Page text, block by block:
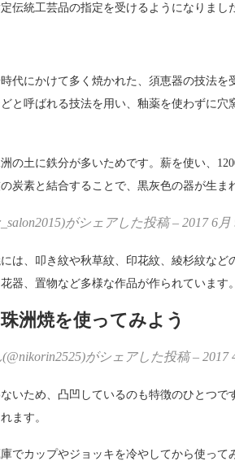
伝統工芸品の指定を受けるようになりまし
代にかけて多く焼かれた、須恵器の技法
と呼ばれる技法を用い、釉薬を使わずに
の土に鉄分が多いためです。薪を使い、
炭素と結合することで、黒灰色の器が生ま
がシェアした投稿 – 2017 6
は、叩き紋や秋草紋、印花紋、綾杉紋な
器、置物など多様な作品が作られています。
洲焼を使ってみよう
がシェアした投稿 – 2017
いため、凸凹しているのも特徴のひとつ
ます。
でカップやジョッキを冷やしてから使っ